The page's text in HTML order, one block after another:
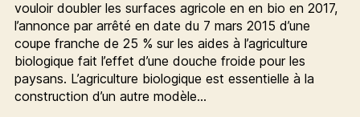
vouloir doubler les surfaces agricole en en bio en 2017,
l’annonce par arrêté en date du 7 mars 2015 d’une
coupe franche de 25 % sur les aides à l’agriculture
biologique fait l’effet d’une douche froide pour les
paysans. L’agriculture biologique est essentielle à la
construction d’un autre modèle…